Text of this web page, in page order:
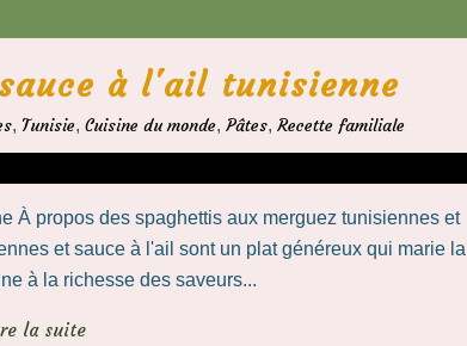
à l'ail tunisienne
, Tunisie, Cuisine du monde, Pâtes, Recette familiale
À propos des spaghettis aux merguez tunisiennes et
et sauce à l'ail sont un plat généreux qui marie la
à la richesse des saveurs...
la suite